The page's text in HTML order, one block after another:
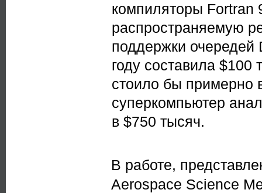
компиляторы Fortran
распространяемую
поддержки
году составила $100
стоило бы примерно
суперкомпьютер
в $750 тысяч.
В работе,
Aerospace Science